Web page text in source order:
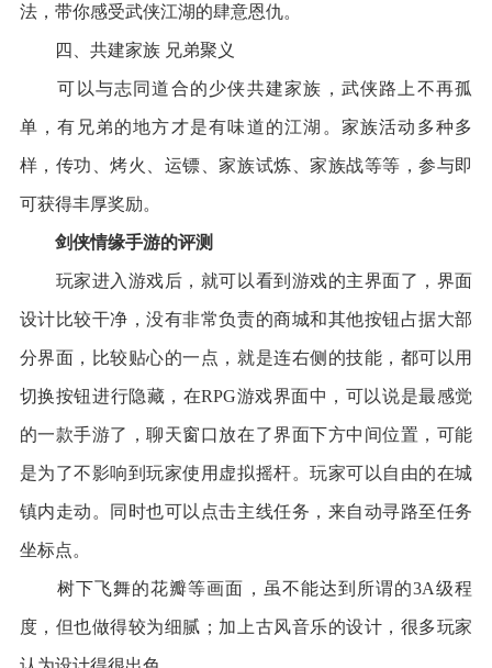
法，带你感受武侠江湖的肆意恩仇。
四、共建家族 兄弟聚义
可以与志同道合的少侠共建家族，武侠路上不再孤
单，有兄弟的地方才是有味道的江湖。家族活动多种多
样，传功、烤火、运镖、家族试炼、家族战等等，参与即
可获得丰厚奖励。
剑侠情缘手游的评测
玩家进入游戏后，就可以看到游戏的主界面了，界面
设计比较干净，没有非常负责的商城和其他按钮占据大部
分界面，比较贴心的一点，就是连右侧的技能，都可以用
切换按钮进行隐藏，在RPG游戏界面中，可以说是最感觉
的一款手游了，聊天窗口放在了界面下方中间位置，可能
是为了不影响到玩家使用虚拟摇杆。玩家可以自由的在城
镇内走动。同时也可以点击主线任务，来自动寻路至任务
坐标点。
树下飞舞的花瓣等画面，虽不能达到所谓的3A级程
度，但也做得较为细腻；加上古风音乐的设计，很多玩家